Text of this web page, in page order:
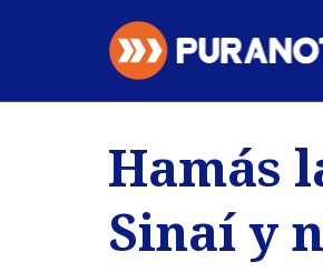
Regiones
Deportes
Hamás
Sinaí y